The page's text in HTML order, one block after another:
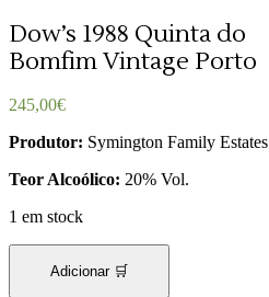
Dow’s 1988 Quinta do
Bomfim Vintage Porto
245,00€
Produtor: Symington Family Estates
Teor Alcoólico: 20% Vol.
1 em stock
Adicionar 🛒